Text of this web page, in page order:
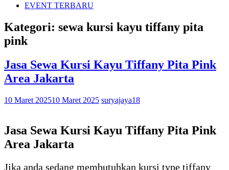
EVENT TERBARU
Kategori: sewa kursi kayu tiffany pita
pink
Jasa Sewa Kursi Kayu Tiffany Pita Pink
Area Jakarta
10 Maret 202510 Maret 2025 suryajaya18
Jasa Sewa Kursi Kayu Tiffany Pita Pink
Area Jakarta
Jika anda sedang membutuhkan kursi type tiffany